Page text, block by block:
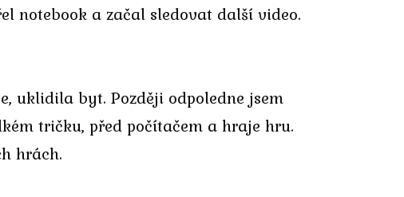
notebook a začal sledovat další video.
uklidila byt. Později odpoledne jsem
tričku, před počítačem a hraje hru.
hrách.